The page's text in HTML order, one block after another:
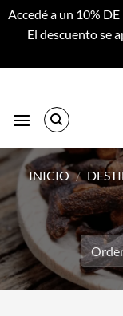
Accedé a un 10%
El descuento se
contenido
INICIO /